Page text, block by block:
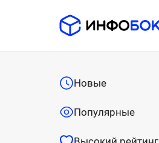
Новые
Популярные